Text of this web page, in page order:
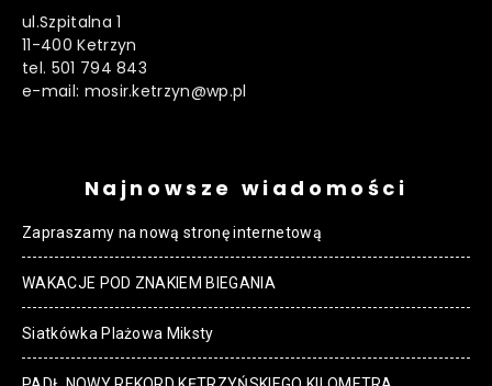
ul.Szpitalna 1
11-400 Ketrzyn
tel. 501 794 843
e-mail: mosir.ketrzyn@wp.pl
Najnowsze wiadomości
Zapraszamy na nową stronę internetową
WAKACJE POD ZNAKIEM BIEGANIA
Siatkówka Plażowa Miksty